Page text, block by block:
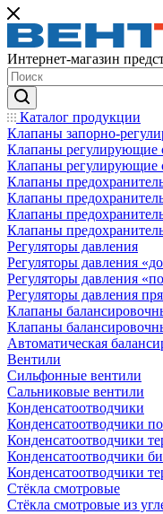
Интернет-магазин
Каталог продукции
Клапаны запорно-
Клапаны регулирующие
Клапаны регулирующие
Клапаны
Клапаны
Клапаны
Клапаны
Регуляторы давления
Регуляторы давления
Регуляторы давления
Регуляторы давления
Клапаны
Клапаны
Автоматическая
Вентили
Сильфонные вентили
Сальниковые вентили
Конденсатоотводчики
Конденсатоотводчики
Конденсатоотводчики
Конденсатоотводчики
Конденсатоотводчики
Стёкла смотровые
Стёкла смотровые из